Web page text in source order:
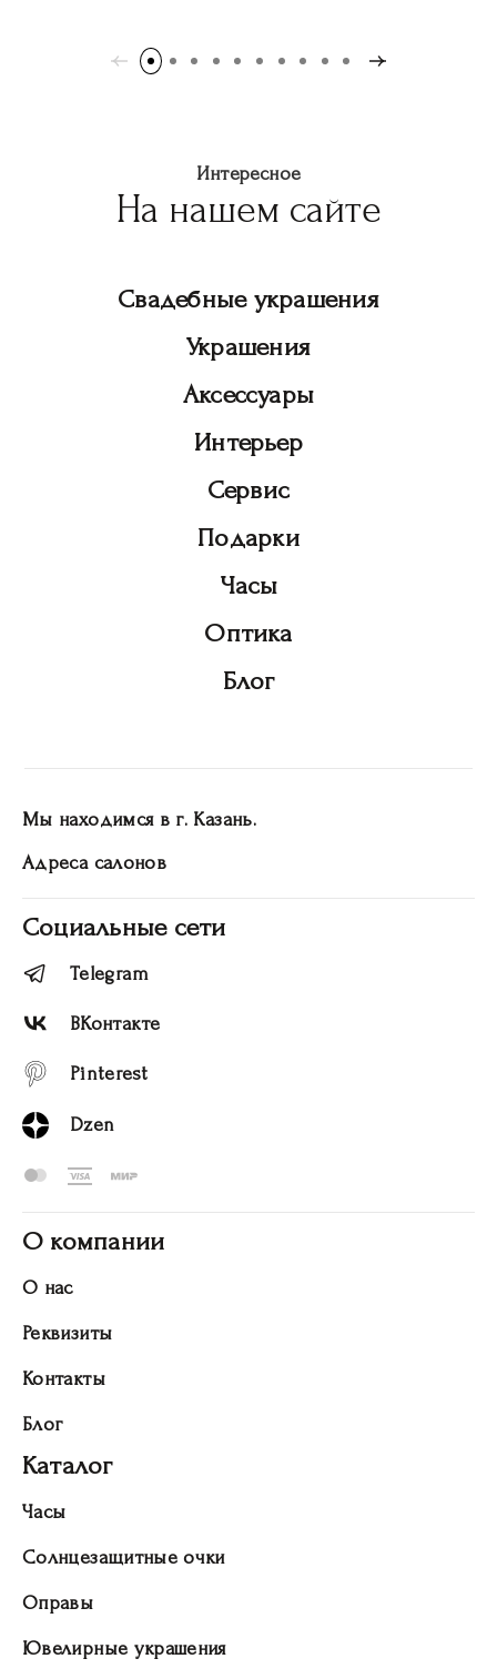
Интересное
На нашем сайте
Свадебные украшения
Украшения
Аксессуары
Интерьер
Сервис
Подарки
Часы
Оптика
Блог
Мы находимся в г. Казань.
Адреса салонов
Социальные сети
Telegram
ВКонтакте
Pinterest
Dzen
О компании
О нас
Реквизиты
Контакты
Блог
Каталог
Часы
Солнцезащитные очки
Оправы
Ювелирные украшения